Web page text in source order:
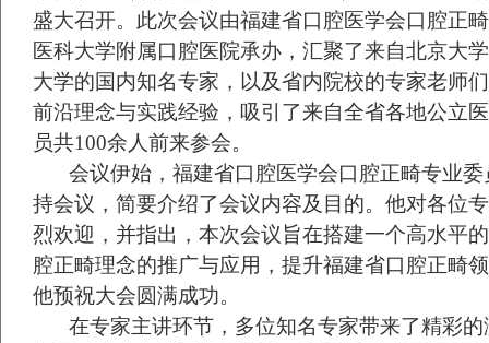
盛大召开。此次会议由福建省口腔医学会口腔正
医科大学附属口腔医院承办，汇聚了来自北京大
大学的国内知名专家，以及省内院校的专家老师
前沿理念与实践经验，吸引了来自全省各地公立
员共100余人前来参会。
会议伊始，福建省口腔医学会口腔正畸专业
持会议，简要介绍了会议内容及目的。他对各位
烈欢迎，并指出，本次会议旨在搭建一个高水平
腔正畸理念的推广与应用，提升福建省口腔正畸
他预祝大会圆满成功。
在专家主讲环节，多位知名专家带来了精彩